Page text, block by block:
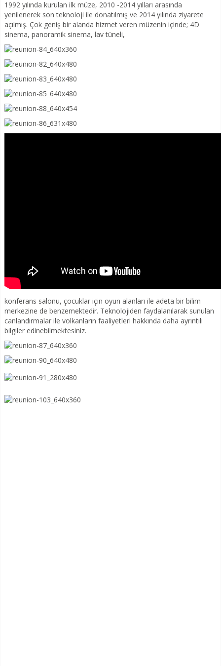
1992 yılında kurulan ilk müze, 2010 -2014 yılları arasında
yenilenerek son teknoloji ile donatılmış ve 2014 yılında ziyarete
açılmış. Çok geniş bir alanda hizmet veren müzenin içinde; 4D
sinema, panoramik sinema, lav tüneli,
konferans salonu, çocuklar için oyun alanları ile adeta bir bilim
merkezine de benzemektedir. Teknolojiden faydalanılarak sunulan
canlandırmalar ile volkanların faaliyetleri hakkında daha ayrıntılı
bilgiler edinebilmektesiniz.